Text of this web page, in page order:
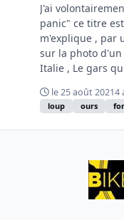
J'ai
panic" ce titre
m'explique , par
sur la photo
Italie , Le gars
le 25 août 20214
loup ours